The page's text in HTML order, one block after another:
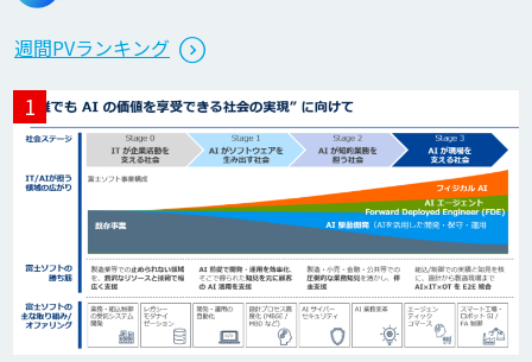
週間PVランキング